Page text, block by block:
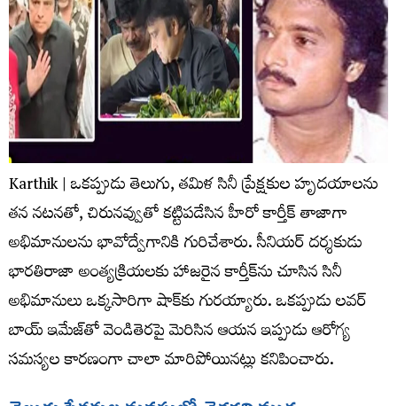
Karthik | ఒకప్పుడు తెలుగు, తమిళ సినీ ప్రేక్షకుల హృదయాలను
తన నటనతో, చిరునవ్వుతో కట్టిపడేసిన హీరో కార్తీక్ తాజాగా
అభిమానులను భావోద్వేగానికి గురిచేశారు. సీనియర్ దర్శకుడు
భారతిరాజా అంత్యక్రియలకు హాజరైన కార్తీక్‌ను చూసిన సినీ
అభిమానులు ఒక్కసారిగా షాక్‌కు గురయ్యారు. ఒకప్పుడు లవర్
బాయ్ ఇమేజ్‌తో వెండితెరపై మెరిసిన ఆయన ఇప్పుడు ఆరోగ్య
సమస్యల కారణంగా చాలా మారిపోయినట్లు కనిపించారు.